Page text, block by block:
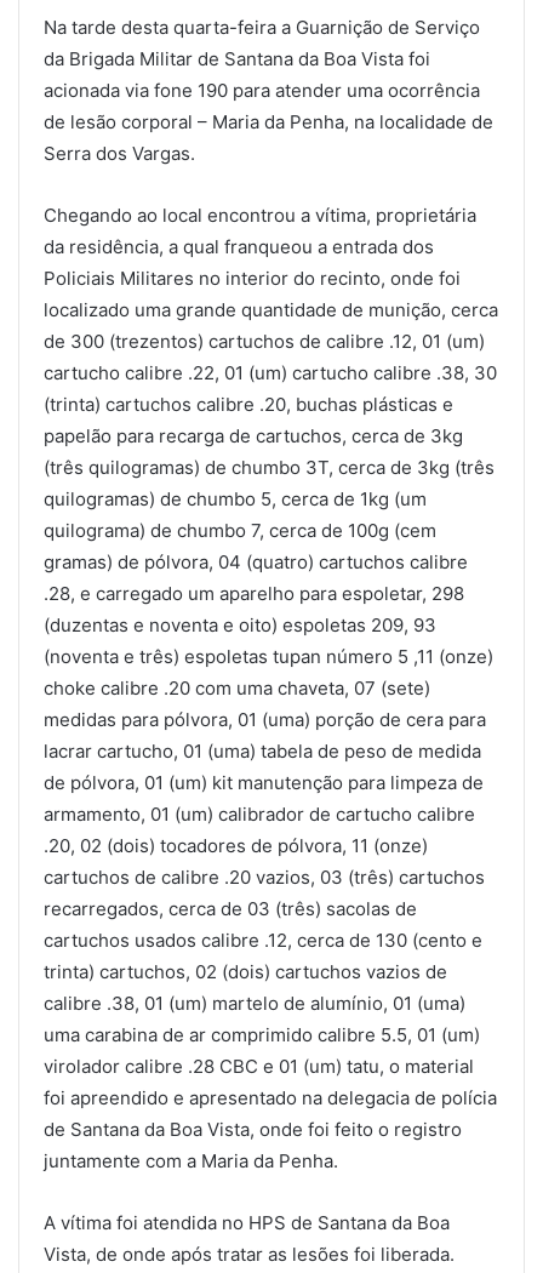
Na tarde desta quarta-feira a Guarnição de Serviço
da Brigada Militar de Santana da Boa Vista foi
acionada via fone 190 para atender uma ocorrência
de lesão corporal – Maria da Penha, na localidade de
Serra dos Vargas.
Chegando ao local encontrou a vítima, proprietária
da residência, a qual franqueou a entrada dos
Policiais Militares no interior do recinto, onde foi
localizado uma grande quantidade de munição, cerca
de 300 (trezentos) cartuchos de calibre .12, 01 (um)
cartucho calibre .22, 01 (um) cartucho calibre .38, 30
(trinta) cartuchos calibre .20, buchas plásticas e
papelão para recarga de cartuchos, cerca de 3kg
(três quilogramas) de chumbo 3T, cerca de 3kg (três
quilogramas) de chumbo 5, cerca de 1kg (um
quilograma) de chumbo 7, cerca de 100g (cem
gramas) de pólvora, 04 (quatro) cartuchos calibre
.28, e carregado um aparelho para espoletar, 298
(duzentas e noventa e oito) espoletas 209, 93
(noventa e três) espoletas tupan número 5 ,11 (onze)
choke calibre .20 com uma chaveta, 07 (sete)
medidas para pólvora, 01 (uma) porção de cera para
lacrar cartucho, 01 (uma) tabela de peso de medida
de pólvora, 01 (um) kit manutenção para limpeza de
armamento, 01 (um) calibrador de cartucho calibre
.20, 02 (dois) tocadores de pólvora, 11 (onze)
cartuchos de calibre .20 vazios, 03 (três) cartuchos
recarregados, cerca de 03 (três) sacolas de
cartuchos usados calibre .12, cerca de 130 (cento e
trinta) cartuchos, 02 (dois) cartuchos vazios de
calibre .38, 01 (um) martelo de alumínio, 01 (uma)
uma carabina de ar comprimido calibre 5.5, 01 (um)
virolador calibre .28 CBC e 01 (um) tatu, o material
foi apreendido e apresentado na delegacia de polícia
de Santana da Boa Vista, onde foi feito o registro
juntamente com a Maria da Penha.
A vítima foi atendida no HPS de Santana da Boa
Vista, de onde após tratar as lesões foi liberada.